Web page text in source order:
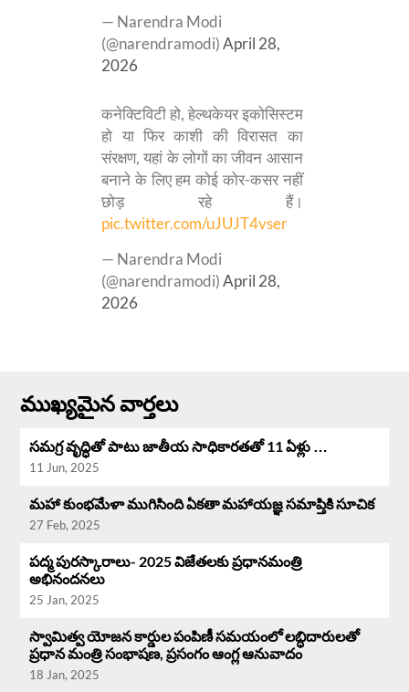
— Narendra Modi
(@narendramodi)April 28,
2026
कनेक्टिविटी हो, हेल्थकेयर इकोसिस्टम
हो या फिर काशी की विरासत का
संरक्षण, यहां के लोगों का जीवन आसान
बनाने के लिए हम कोई कोर-कसर नहीं
छोड़ रहे हैं।
pic.twitter.com/uJUJT4vser
— Narendra Modi
(@narendramodi)April 28,
2026
ముఖ్యమైన వార్తలు
సమగ్ర వృద్ధి‌తో పాటు జాతీయ సాధికారతతో 11 ఏళ్లు …
11 Jun, 2025
మహా కుంభమేళా ముగిసింది ఏకతా మహాయజ్ఞ సమాప్తికి సూచిక
27 Feb, 2025
పద్మ పురస్కారాలు- 2025 విజేతలకు ప్రధానమంత్రి
అభినందనలు
25 Jan, 2025
స్వామిత్వ యోజన కార్డుల పంపిణీ సమయంలో లబ్ధిదారులతో
ప్రధాన మంత్రి సంభాషణ, ప్రసంగం ఆంగ్ల ఆనువాదం
18 Jan, 2025